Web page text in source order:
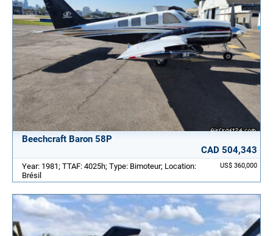
Beechcraft Baron 58P
CAD 504,343
US$ 360,000
Year: 1981; TTAF: 4025h; Type: Bimoteur; Location:
Brésil